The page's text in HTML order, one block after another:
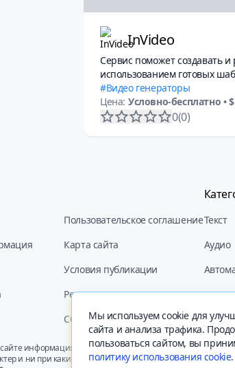
InVideo
Сервис поможет создавать и
использованием готовых
Видео генераторы
Цена: Условно-бесплатно •
0(0)
Пользовательское соглашение
Карта сайта
Условия публикации
Редакционная политика
Сбор и обработка ПД
Текст
Аудио
информация, касающаяся описаний сайтов, их
и ни при каких условиях не является публичной
Мы используем cookie для
сайта и анализа трафика.
пользоваться сайтом, вы
политику использования cookie.